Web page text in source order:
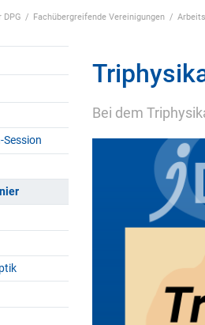
DPG Fachübergreifende Vereinigungen
Bei dem